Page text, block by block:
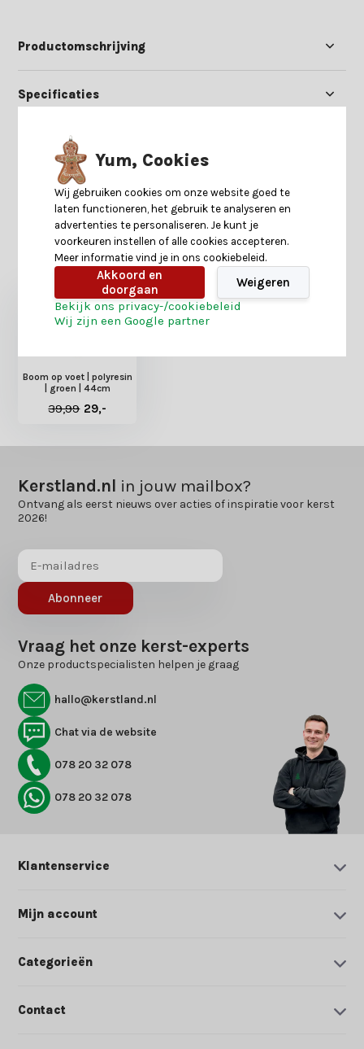
Productomschrijving
Specificaties
Reviews
Heb je nog interesse in deze recent bekeken
producten?
Boom op voet | polyresin
| groen | 44cm
39,99 29,-
Kerstland.nl in jouw mailbox?
Ontvang als eerst nieuws over acties of inspiratie voor kerst
2026!
Abonneer
Vraag het onze kerst-experts
Onze productspecialisten helpen je graag
hallo@kerstland.nl
Chat via de website
078 20 32 078
078 20 32 078
Klantenservice
Mijn account
Categorieën
Contact
Yum, Cookies
Wij gebruiken cookies om onze website goed te
laten functioneren, het gebruik te analyseren en
advertenties te personaliseren. Je kunt je
voorkeuren instellen of alle cookies accepteren.
Meer informatie vind je in ons cookiebeleid.
Akkoord en
doorgaan
Weigeren
Bekijk ons privacy-/cookiebeleid
Wij zijn een Google partner